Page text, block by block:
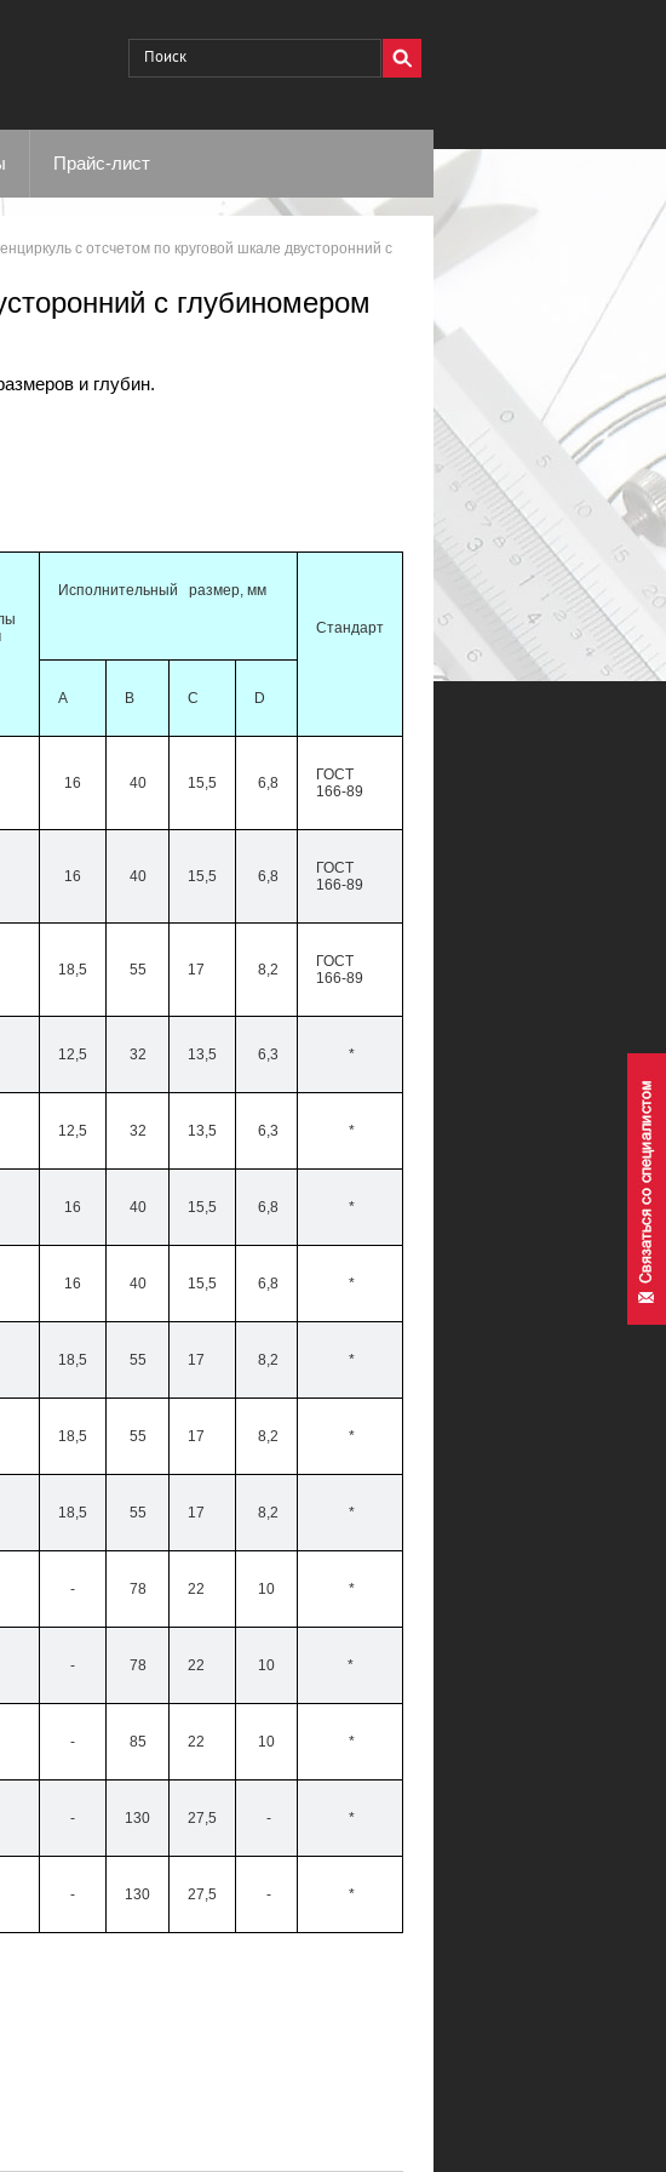
Прайс-лист
с отсчетом по круговой шкале двусторонний с
с глубиномером
и глубин.
Исполнительный размер, мм
Стандарт
А В С D
16 40 15,5 6,8
ГОСТ
166-89
16 40 15,5 6,8
ГОСТ
166-89
18,5 55 17 8,2
ГОСТ
166-89
12,5 32 13,5 6,3 *
12,5 32 13,5 6,3 *
16 40 15,5 6,8 *
16 40 15,5 6,8 *
18,5 55 17 8,2 *
18,5 55 17 8,2 *
18,5 55 17 8,2 *
- 78 22 10 *
- 78 22 10 *
- 85 22 10 *
- 130 27,5 - *
- 130 27,5 - *